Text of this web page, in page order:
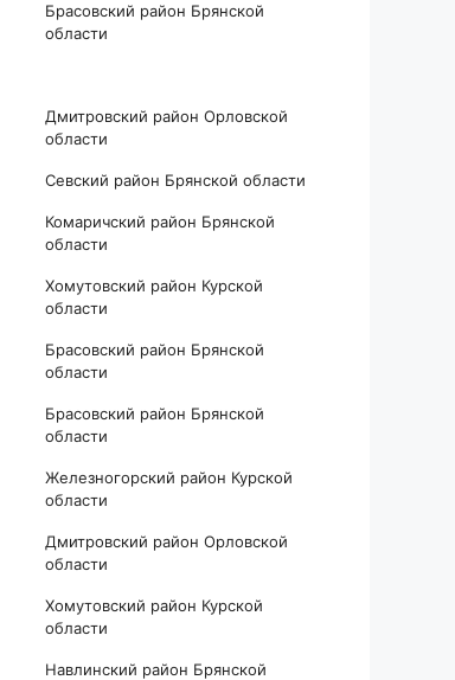
Брасовский район Брянской
области
Дмитровский район Орловской
области
Севский район Брянской области
Комаричский район Брянской
области
Хомутовский район Курской
области
Брасовский район Брянской
области
Брасовский район Брянской
области
Железногорский район Курской
области
Дмитровский район Орловской
области
Хомутовский район Курской
области
Навлинский район Брянской